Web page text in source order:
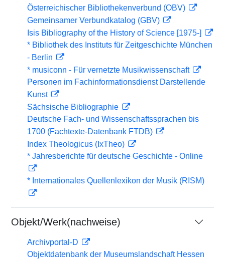
Österreichischer Bibliothekenverbund (OBV)
Gemeinsamer Verbundkatalog (GBV)
Isis Bibliography of the History of Science [1975-]
* Bibliothek des Instituts für Zeitgeschichte München
- Berlin
* musiconn - Für vernetzte Musikwissenschaft
Personen im Fachinformationsdienst Darstellende
Kunst
Sächsische Bibliographie
Deutsche Fach- und Wissenschaftssprachen bis
1700 (Fachtexte-Datenbank FTDB)
Index Theologicus (IxTheo)
* Jahresberichte für deutsche Geschichte - Online
* Internationales Quellenlexikon der Musik (RISM)
Objekt/Werk(nachweise)
Archivportal-D
Objektdatenbank der Museumslandschaft Hessen